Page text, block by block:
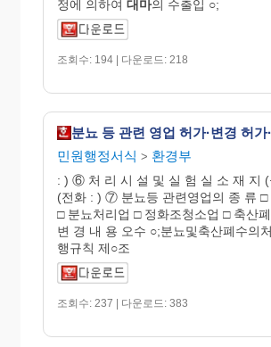
정에 의하여 대마의 수출입 ○;
조회수: 194 | 다운로드: 218
민원행정서식 > 환경부
: ) ⑥ 처 리 시 설 및 실 험 실 소 재 지
(전화 : ) ⑦ 분뇨등 관련영업의 종 류 □
□ 분뇨처리업 □ 정화조청소업 □ 축산폐
변 경 내 용 오수 ○;분뇨및축산폐수의
행규칙 제○조
조회수: 237 | 다운로드: 383